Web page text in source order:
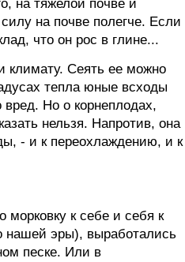
на тяжелой почве и
на почве полегче. Если
что он рос в глине...
климату. Сеять ее можно
тепла юные всходы
Но о корнеплодах,
нельзя. Напротив, она
- и к переохлаждению, и к
морковку к себе и себя к
нашей эры), выработались
песке. Или в